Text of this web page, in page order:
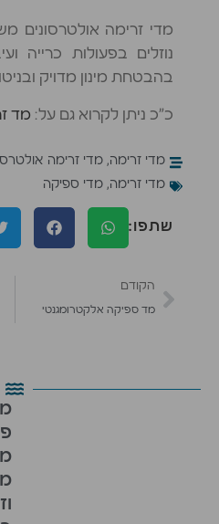
סיליפוס
במסנן
דירתי
מערכת
לבית
וחשיבות
מדי זרימה אולטרסונים
נוזלים בפעולות כרייה
בהבטחת מינון מדויק
כ”כ ניתן לקרוא גם על: מד
מדי זרימה, מדי זרימה
מדי זרימה, מדי ספיקה
שתפו:
הקודם
מד ספיקה אלקטרומגנטי